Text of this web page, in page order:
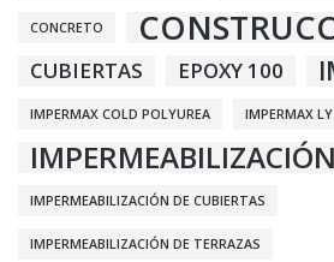
CONCRETO
CUBIERTAS EPOXY 100
IMPERMAX COLD POLYUREA IMPERMAX LY
IMPERMEABILIZACIÓN
IMPERMEABILIZACIÓN DE CUBIERTAS
IMPERMEABILIZACIÓN DE TERRAZAS